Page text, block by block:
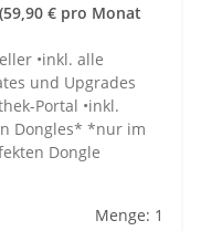
€ pro Monat
•inkl. alle
und Upgrades
Portal •inkl.
Dongles* *nur im
Dongle
Menge: 1